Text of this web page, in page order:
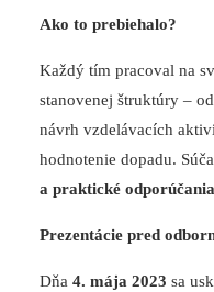
Ako to prebiehalo?
Každý tím pracoval na
stanovenej štruktúry –
návrh vzdelávacích
hodnotenie dopadu.
a praktické odporúčania
Prezentácie pred
Dňa 4. mája 2023 sa